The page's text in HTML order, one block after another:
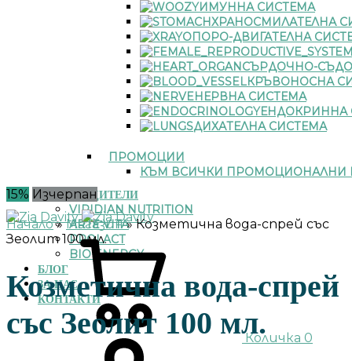
ИМУННА СИСТЕМА
ХРАНОСМИЛАТЕЛНА
ОПОРО-ДВИГАТЕЛНА
СЪРДОЧНО-
КРЪВОНОСНА
НЕРВНА СИСТЕМА
ЕНДОКРИННА
ДИХАТЕЛНА СИСТЕМА
ПРОМОЦИИ
КЪМ ВСИЧКИ ПРОМОЦИОНАЛНИ
ПРОИЗВОДИТЕЛИ
VIRIDIAN NUTRITION
ARTE VITA
PROLACT
BIO ENERGY
БЛОГ
ЗА НАС
КОНТАКТИ
Количка 0
15% Изчерпан
Начало»Магазин»Козметична вода-спрей със
Зеолит 100 мл.
Козметична вода-спрей
със Зеолит 100 мл.